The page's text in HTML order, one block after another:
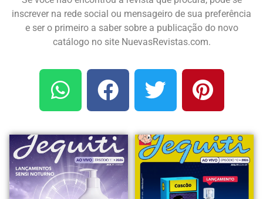
inscrever na rede social ou mensageiro de sua preferência
e ser o primeiro a saber sobre a publicação do novo
catálogo no site NuevasRevistas.com.